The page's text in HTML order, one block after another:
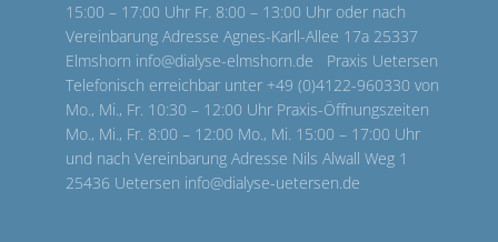
15:00 – 17:00 Uhr Fr. 8:00 – 13:00 Uhr oder nach
Vereinbarung Adresse Agnes-Karll-Allee 17a 25337
Elmshorn info@dialyse-elmshorn.de Praxis Uetersen
Telefonisch erreichbar unter +49 (0)4122-960330 von
Mo., Mi., Fr. 10:30 – 12:00 Uhr Praxis-Öffnungszeiten
Mo., Mi., Fr. 8:00 – 12:00 Mo., Mi. 15:00 – 17:00 Uhr
und nach Vereinbarung Adresse Nils Alwall Weg 1
25436 Uetersen info@dialyse-uetersen.de